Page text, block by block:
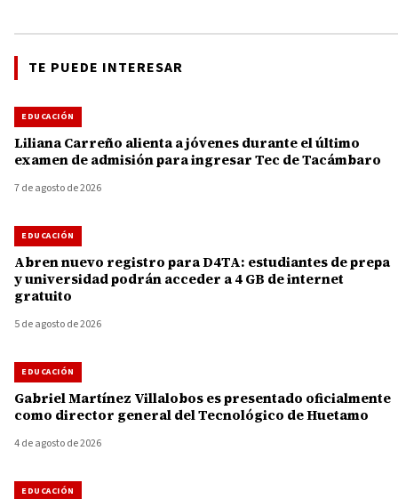
TE PUEDE INTERESAR
EDUCACIÓN
Liliana Carreño alienta a jóvenes durante el último
examen de admisión para ingresar Tec de Tacámbaro
7 de agosto de 2026
EDUCACIÓN
Abren nuevo registro para D4TA: estudiantes de prepa
y universidad podrán acceder a 4 GB de internet
gratuito
5 de agosto de 2026
EDUCACIÓN
Gabriel Martínez Villalobos es presentado oficialmente
como director general del Tecnológico de Huetamo
4 de agosto de 2026
EDUCACIÓN